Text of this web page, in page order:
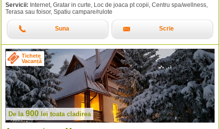
Servicii: Internet, Gratar in curte, Loc de joaca pt copii, Centru spa/wellness,
Terasa sau foisor, Spatiu campare/rulote
Suna Scrie
Tichete
Vacanță
De la900 leitoata cladirea